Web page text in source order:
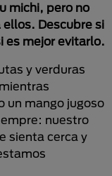
michi, pero no
Descubre si
es mejor evitarlo.
y verduras
un mango jugoso
nuestro
sienta cerca y